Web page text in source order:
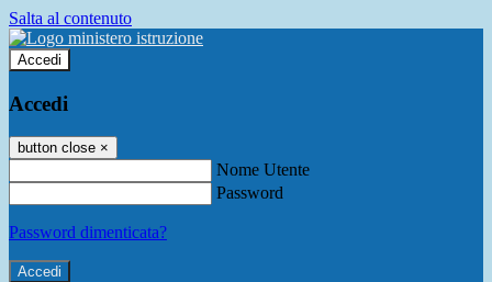
Salta al contenuto
Accedi
Accedi
button close ×
Nome Utente
Password
Password dimenticata?